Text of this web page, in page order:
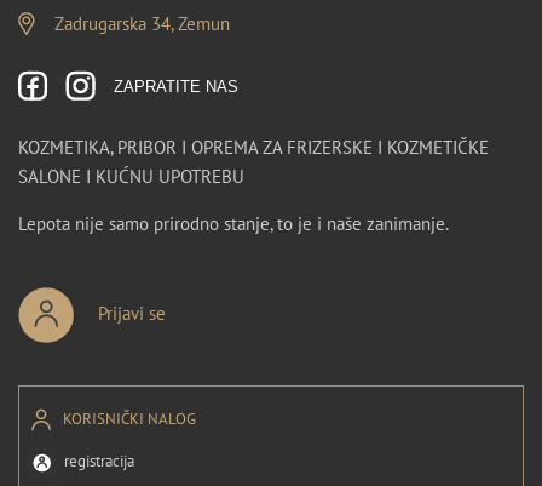
Zadrugarska 34, Zemun
ZAPRATITE NAS
KOZMETIKA, PRIBOR I OPREMA ZA FRIZERSKE I KOZMETIČKE
SALONE I KUĆNU UPOTREBU
Lepota nije samo prirodno stanje, to je i naše zanimanje.
Prijavi se
KORISNIČKI NALOG
registracija